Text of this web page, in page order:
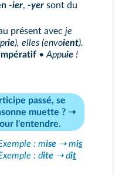
-ier, -yer sont du
présent avec je
ie), elles (envoient).
• Appuie !
passé, se
muette ? ➝
l'entendre.
: mise ➝ mis
: dite ➝ dit